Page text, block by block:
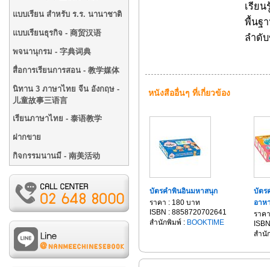
แบบเรียน สำหรับ ร.ร. นานาชาติ
แบบเรียนธุรกิจ - 商贸汉语
พจนานุกรม - 字典词典
สื่อการเรียนการสอน - 教学媒体
นิทาน 3 ภาษาไทย จีน อังกฤษ -
儿童故事三语言
เรียนภาษาไทย - 泰语教学
ฝากขาย
กิจกรรมนานมี - 南美活动
เรีย
พื้นฐ
ลำดั
หนังสืออื่นๆ ที่เกี่ยวข้อง
บัตรคำพินอินมหาสนุก
ราคา : 180 บาท
ISBN : 8858720702641
สำนักพิมพ์ : BOOKTIME
บัตร
อาห
ราค
สำนั